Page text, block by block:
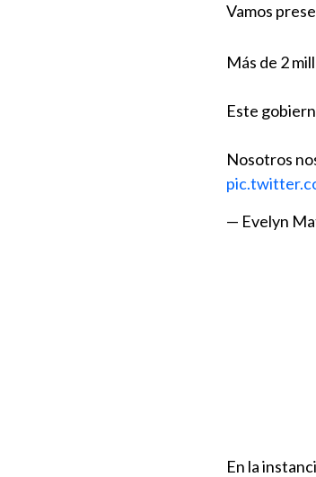
Vamos
Más de 2
Este
Nosotros
— Evelyn
En la